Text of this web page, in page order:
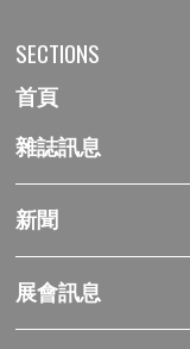
SECTIONS
首頁
雜誌訊息
新聞
展會訊息